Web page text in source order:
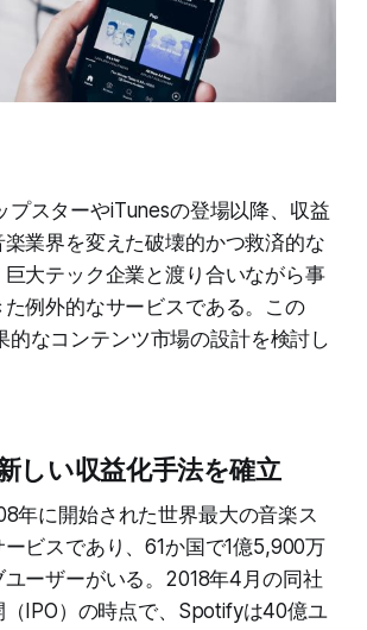
プスターやiTunesの登場以降、収益
業界を変えた破壊的かつ救済的な
大テック企業と渡り合いながら事
例外的なサービスである。この
的なコンテンツ市場の設計を検討し
しい収益化手法を確立
年に開始された世界最大の音楽ス
ービスであり、61か国で1億5,900万
ユーザーがいる。2018年4月の同社
IPO）の時点で、Spotifyは40億ユ